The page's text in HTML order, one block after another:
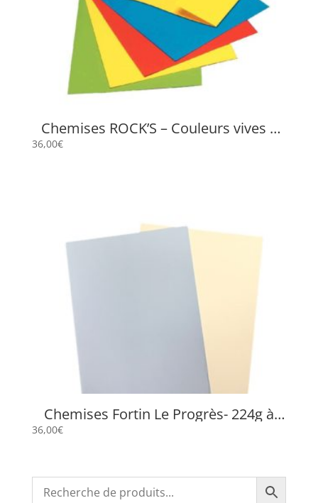
Chemises ROCK’S – Couleurs vives –
36,00€
Chemises Fortin Le Progrès- 224g à
rabat 24 x 32 cm
36,00€